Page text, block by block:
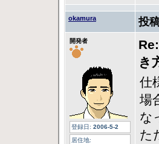
okamura 投
開発者
登録日: 2006-5-2
居住地:
き
仕
場
な
た